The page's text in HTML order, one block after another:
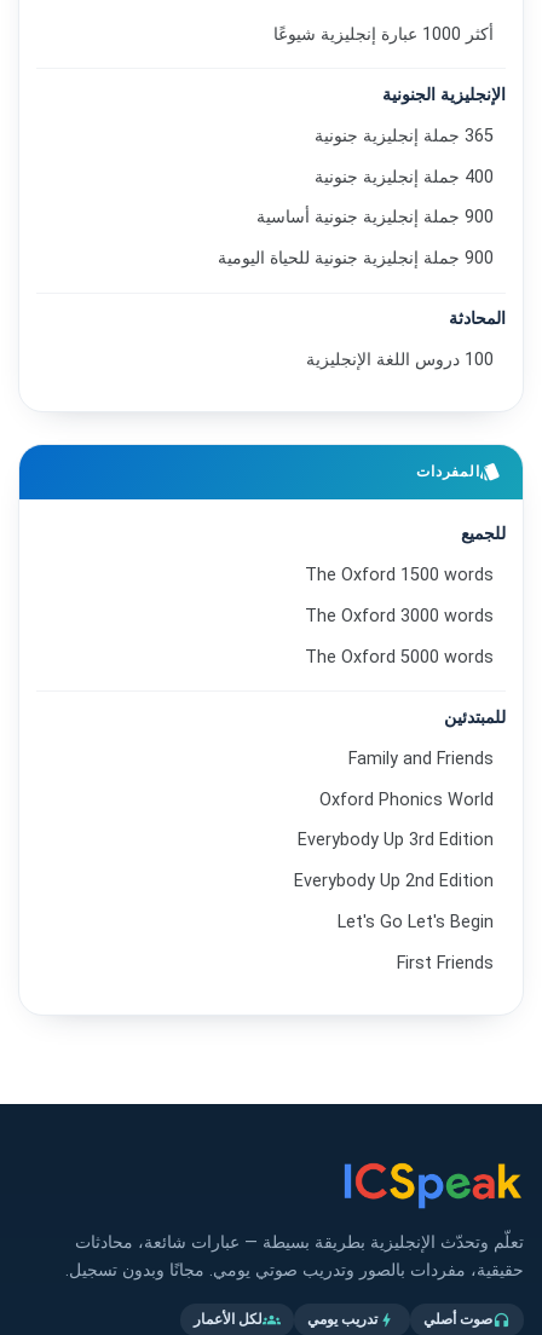
أكثر 1000 عبارة إنجليزية شيوعًا
الإنجليزية الجنونية
365 جملة إنجليزية جنونية
400 جملة إنجليزية جنونية
900 جملة إنجليزية جنونية أساسية
900 جملة إنجليزية جنونية للحياة اليومية
المحادثة
100 دروس اللغة الإنجليزية
styleالمفردات
للجميع
The Oxford 1500 words
The Oxford 3000 words
The Oxford 5000 words
للمبتدئين
Family and Friends
Oxford Phonics World
Everybody Up 3rd Edition
Everybody Up 2nd Edition
Let's Go Let's Begin
First Friends
تعلّم وتحدّث الإنجليزية بطريقة بسيطة — عبارات شائعة، محادثات
حقيقية، مفردات بالصور وتدريب صوتي يومي. مجانًا وبدون تسجيل.
headphonesصوت أصلي boltتدريب يومي groupsلكل الأعمار